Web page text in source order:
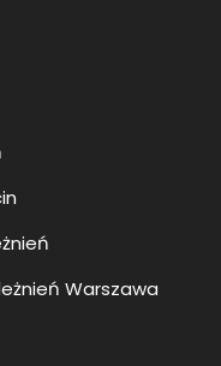
Warszawa